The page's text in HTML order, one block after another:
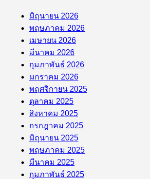
มิถุนายน 2026
พฤษภาคม 2026
เมษายน 2026
มีนาคม 2026
กุมภาพันธ์ 2026
มกราคม 2026
พฤศจิกายน 2025
ตุลาคม 2025
สิงหาคม 2025
กรกฎาคม 2025
มิถุนายน 2025
พฤษภาคม 2025
มีนาคม 2025
กุมภาพันธ์ 2025